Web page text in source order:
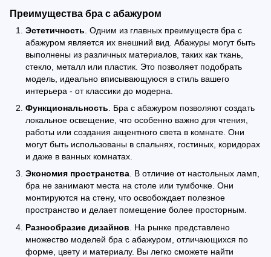
Преимущества бра с абажуром
Эстетичность . Одним из главных преимуществ бра с
абажуром является их внешний вид. Абажуры могут быть
выполнены из различных материалов, таких как ткань,
стекло, металл или пластик. Это позволяет подобрать
модель, идеально вписывающуюся в стиль вашего
интерьера - от классики до модерна.
Функциональность . Бра с абажуром позволяют создать
локальное освещение, что особенно важно для чтения,
работы или создания акцентного света в комнате. Они
могут быть использованы в спальнях, гостиных, коридорах
и даже в ванных комнатах.
Экономия пространства. В отличие от настольных ламп,
бра не занимают места на столе или тумбочке. Они
монтируются на стену, что освобождает полезное
пространство и делает помещение более просторным.
Разнообразие дизайнов . На рынке представлено
множество моделей бра с абажуром, отличающихся по
форме, цвету и материалу. Вы легко сможете найти